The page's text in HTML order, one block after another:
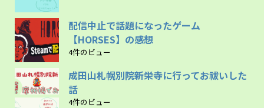
配信中止で話題になったゲーム
【HORSES】の感想
4件のビュー
成田山札幌別院新栄寺に行ってお祓いした
話
4件のビュー